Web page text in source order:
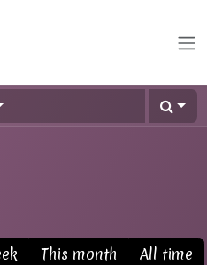
This month All time